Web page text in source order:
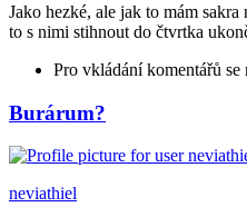
Jako hezké, ale jak to mám
to s nimi stihnout do čtvrtka
Pro vkládání komentářů se
Burárum?
neviathiel